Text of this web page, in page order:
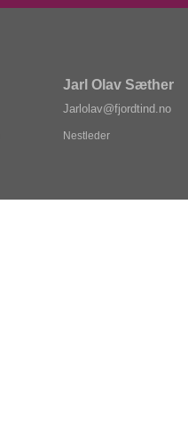
Jarl Olav Sæther
Jarlolav@fjordtind.no
Nestleder